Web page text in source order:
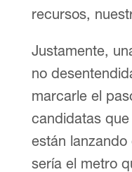
recursos,
Justamente,
no
marcarle el
candidatas
están
sería el metro